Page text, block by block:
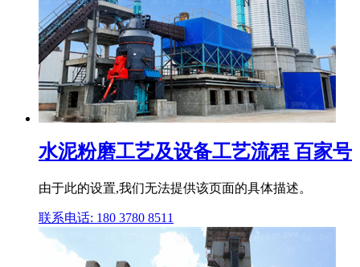
水泥粉磨工艺及设备工艺流程 百家号
由于此的设置,我们无法提供该页面的具体描述。
联系电话: 180 3780 8511